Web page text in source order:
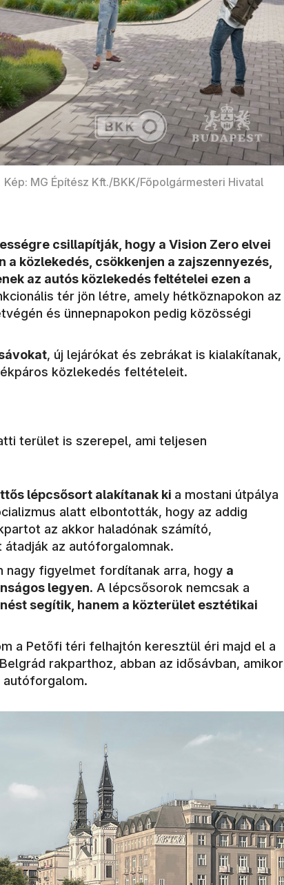
Kép: MG Építész Kft./BKK/Főpolgármesteri Hivatal
csillapítják, hogy a Vision Zero elvei
közlekedés, csökkenjen a zajszennyezés,
az autós közlekedés feltételei ezen a
tér jön létre, amely hétköznapokon az
és ünnepnapokon pedig közösségi
, új lejárókat és zebrákat is kialakítanak,
közlekedés feltételeit.
terület is szerepel, ami teljesen
lépcsősort alakítanak ki a mostani útpálya
alatt elbontották, hogy az addig
az akkor haladónak számító,
az autóforgalomnak.
nagy figyelmet fordítanak arra, hogy a
legyen. A lépcsősorok nemcsak a
segítik, hanem a közterület esztétikai
a Petőfi téri felhajtón keresztül éri majd el a
rakparthoz, abban az idősávban, amikor
autóforgalom.